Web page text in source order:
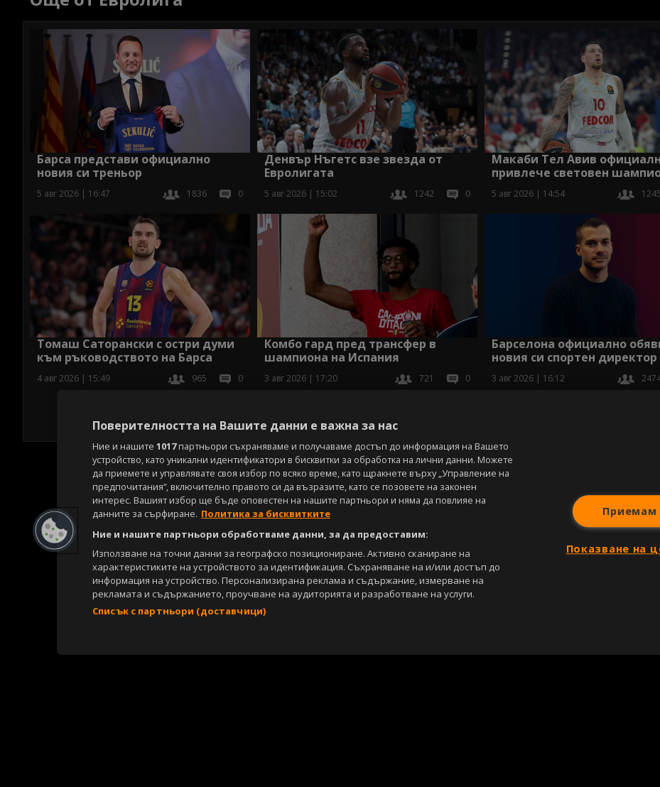
Барса представи официално
новия си треньор
5 авг 2026 | 16:47 1836 0
Денвър Нъгетс взе звезда от
Евролигата
5 авг 2026 | 15:02 1242 0
Макаби Тел Авив
привлече световен
5 авг 2026 | 14:54 1245
Томаш Саторански с остри думи
към ръководството на Барса
4 авг 2026 | 15:49 965 0
Комбо гард пред трансфер в
шампиона на Испания
3 авг 2026 | 17:20 721 0
Барселона официално
новия си спортен директор
3 авг 2026 | 16:12
Поверителността на Вашите данни е важна за нас
Ние и нашите 1017партньори съхраняваме и получаваме достъп до информация на Вашето
устройство, като уникални идентификатори в бисквитки за обработка на лични данни. Можете
да приемете и управлявате своя избор по всяко време, като щракнете върху „Управление на
предпочитания“, включително правото си да възразите, като се позовете на законен
интерес. Вашият избор ще бъде оповестен на нашите партньори и няма да повлияе на
данните за сърфиране. Политика за бисквитките
Ние и нашите партньори обработваме данни, за да предоставим:
Използване на точни данни за географско позициониране. Активно сканиране на
характеристиките на устройството за идентификация. Съхраняване на и/или достъп до
информация на устройство. Персонализирана реклама и съдържание, измерване на
рекламата и съдържанието, проучване на аудиторията и разработване на услуги.
Списък с партньори (доставчици)
Приемам
Показване на